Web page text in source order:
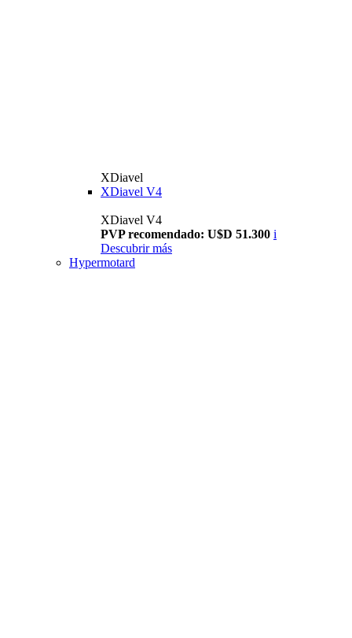
XDiavel
XDiavel V4
XDiavel V4
PVP recomendado: U$D 51.300 i
Descubrir más
Hypermotard